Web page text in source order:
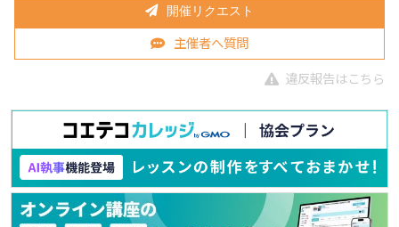
開催リクエスト
主催者へ質問
違反報告はこちら